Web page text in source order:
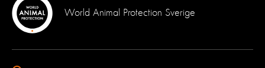
World Animal Protection Sverige